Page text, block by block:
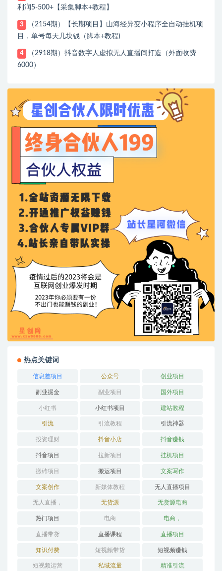
利润5-500+【采集脚本+教程】
3
（2154期）【长期项目】山海经异变小程序全自动挂机项
目，单号每天几块钱（脚本+教程)
4
（2918期）抖音数字人虚拟无人直播间打造（外面收费
6000）
热点关键词
信息差项目 公众号 创业项目
副业掘金 副业项目 国外项目
小红书 小红书项目 建站教程
引流 引流教程 引流神器
投资理财 抖音小店 抖音赚钱
抖音项目 拉新项目 挂机项目
搬砖项目 搬运项目 文案写作
文案创作 新媒体教程 无人直播项目
无人直播， 无货源 无货源电商
热门项目 电商 电商，
直播带货 直播课程 直播项目
知识付费 短视频带货 短视频赚钱
短视频运营 私域流量 精准引流